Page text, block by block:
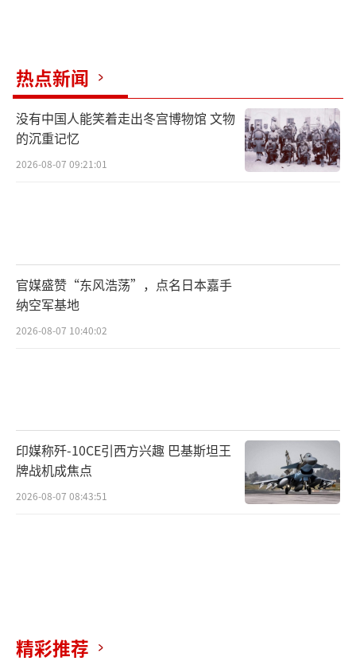
热点新闻
没有中国人能笑着走出冬宫博物馆 文物
的沉重记忆
2026-08-07 09:21:01
官媒盛赞“东风浩荡”，点名日本嘉手
纳空军基地
2026-08-07 10:40:02
印媒称歼-10CE引西方兴趣 巴基斯坦王
牌战机成焦点
2026-08-07 08:43:51
精彩推荐